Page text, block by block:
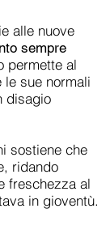
alle nuove
sempre
permette al
sue normali
disagio
sostiene che
ridando
freschezza al
in gioventù.